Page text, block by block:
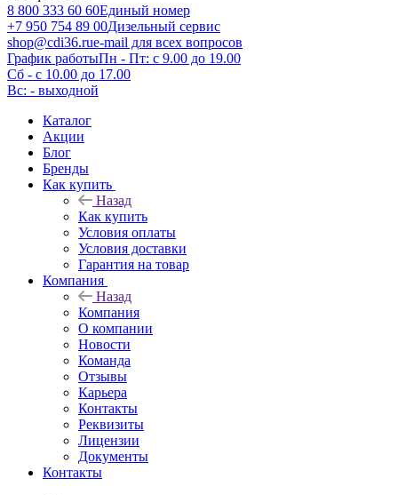
8 800 333 60 60Единый номер
+7 950 754 89 00Дизельный сервис
shop@cdi36.rue-mail для всех вопросов
График работыПн - Пт: с 9.00 до 19.00
Сб - с 10.00 до 17.00
Вс: - выходной
Каталог
Акции
Блог
Бренды
Как купить
Назад
Как купить
Условия оплаты
Условия доставки
Гарантия на товар
Компания
Назад
Компания
О компании
Новости
Команда
Отзывы
Карьера
Контакты
Реквизиты
Лицензии
Документы
Контакты